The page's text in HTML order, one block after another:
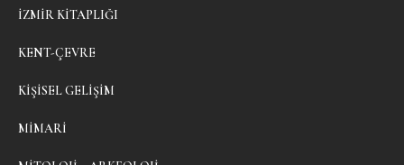
İZMIR KITAPLIĞI
KENT-ÇEVRE
KIŞISEL GELIŞIM
MIMARI